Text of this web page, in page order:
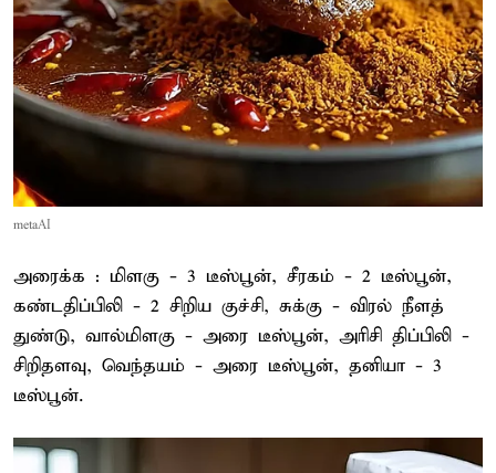
metaAI
அரைக்க : மிளகு - 3 டீஸ்பூன், சீரகம் - 2 டீஸ்பூன்,
கண்டதிப்பிலி - 2 சிறிய குச்சி, சுக்கு - விரல் நீளத்
துண்டு, வால்மிளகு - அரை டீஸ்பூன், அரிசி திப்பிலி -
சிறிதளவு, வெந்தயம் - அரை டீஸ்பூன், தனியா - 3
டீஸ்பூன்.